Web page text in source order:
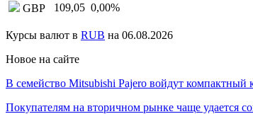
GBP
109,05 0,00%
Курсы валют в RUB на 06.08.2026
Новое на сайте
В семейство Mitsubishi Pajero войдут компактный
Покупателям на вторичном рынке чаще удается